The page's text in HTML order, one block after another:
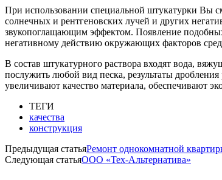
При использовании специальной штукатурки Вы
солнечных и рентгеновских лучей и других
звукопоглащающим эффектом. Появление
негативному действию окружающих факторов
В состав штукатурного раствора входят вода,
послужить любой вид песка, результаты
увеличивают качество материала, обеспечивают
ТЕГИ
качества
конструкция
Предыдущая статьяРемонт однокомнатной
Следующая статьяООО «Тех-Альтернатива»